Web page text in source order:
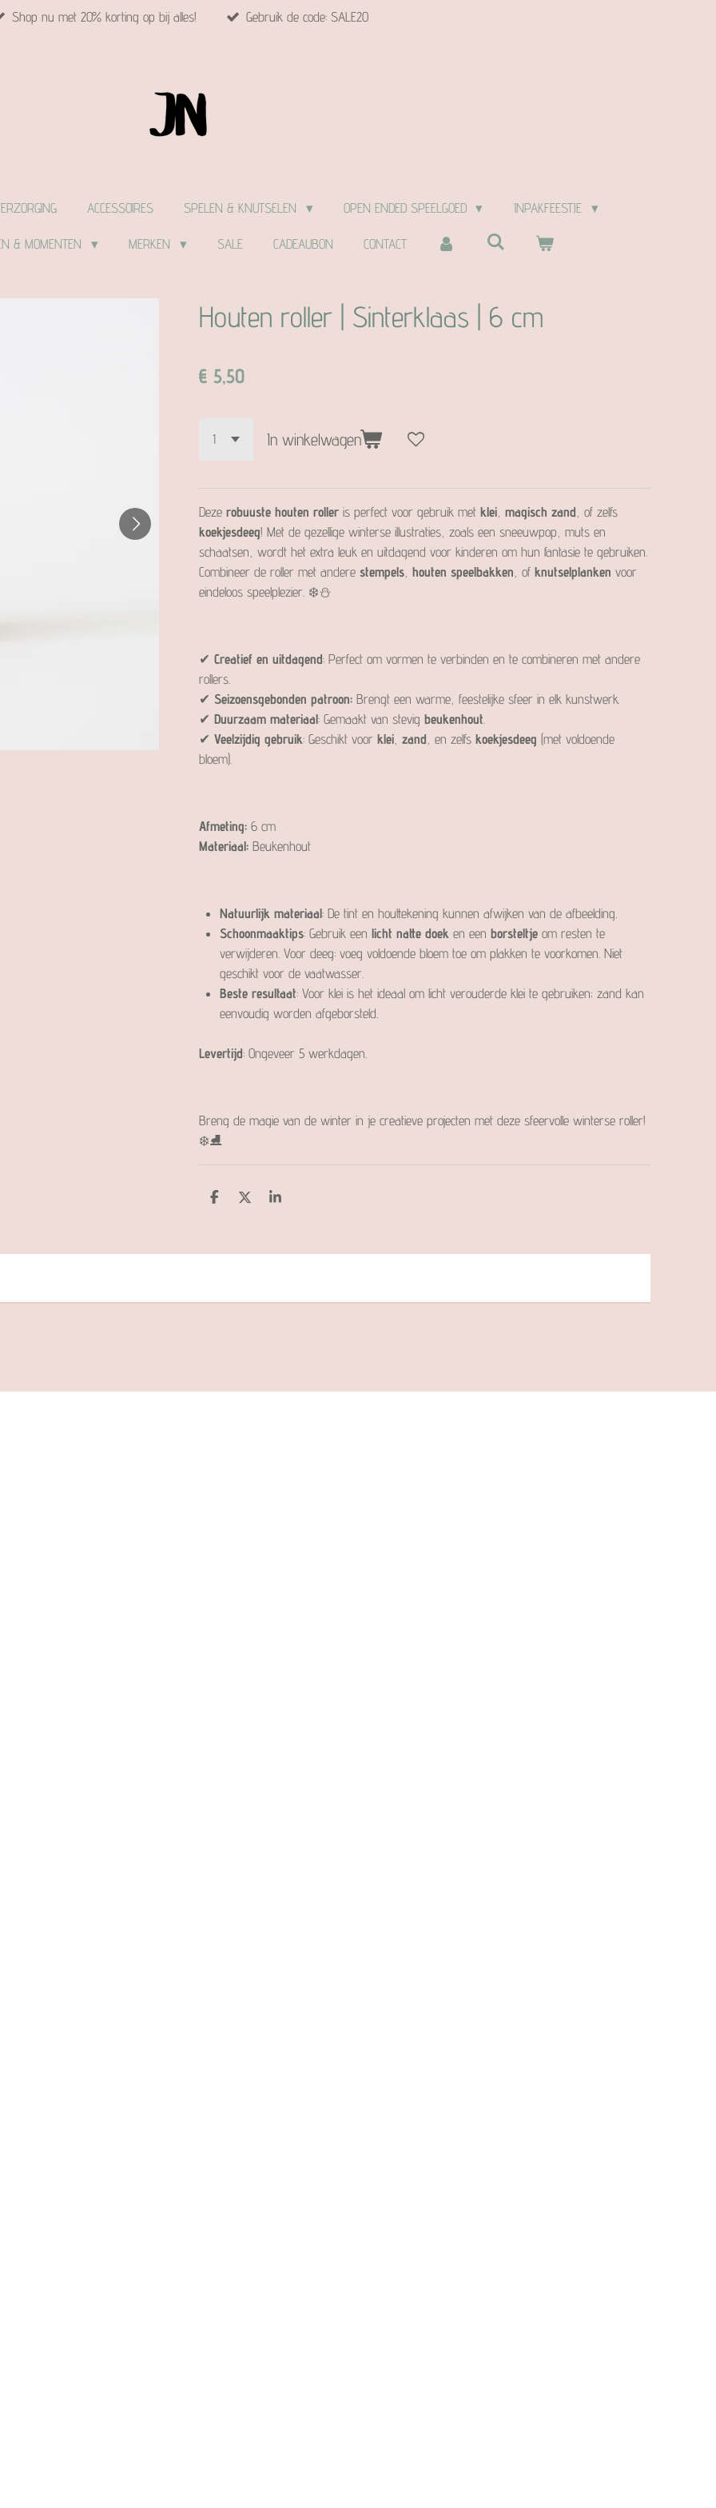
Shop nu met 20% korting op bij alles! Gebruik de code: SALE20
ACCESSOIRES SPELEN & KNUTSELEN OPEN ENDED SPEELGOED INPAKFEESTJE
& MOMENTEN MERKEN SALE CADEAUBON CONTACT
Houten roller | Sinterklaas | 6 cm
€ 5,50
In winkelwagen
Deze robuuste houten roller is perfect voor gebruik met klei magisch zand , of zelfs
koekjesdeeg! Met de gezellige winterse illustraties, zoals een sneeuwpop, muts en
schaatsen, wordt het extra leuk en uitdagend voor kinderen om hun fantasie te gebruiken.
Combineer de roller met andere stempels houten speelbakken , of knutselplanken voor
eindeloos speelplezier. ❄️⛄
✔ Creatief en uitdagend: Perfect om vormen te verbinden en te combineren met andere
rollers.
✔ Seizoensgebonden patroon: Brengt een warme, feestelijke sfeer in elk kunstwerk.
✔ Duurzaam materiaal: Gemaakt van stevig beukenhout
✔ Veelzijdig gebruik: Geschikt voor klei zand , en zelfs koekjesdeeg (met voldoende
bloem).
Afmeting: 6 cm
Materiaal: Beukenhout
Natuurlijk materiaal: De tint en houttekening kunnen afwijken van de afbeelding.
Schoonmaaktips: Gebruik een licht natte doek en een borsteltje om resten te
verwijderen. Voor deeg: voeg voldoende bloem toe om plakken te voorkomen. Niet
geschikt voor de vaatwasser.
Beste resultaat: Voor klei is het ideaal om licht verouderde klei te gebruiken; zand kan
eenvoudig worden afgeborsteld.
Levertijd: Ongeveer 5 werkdagen.
Breng de magie van de winter in je creatieve projecten met deze sfeervolle winterse roller!
❄️⛸️
D
n
D
S
e